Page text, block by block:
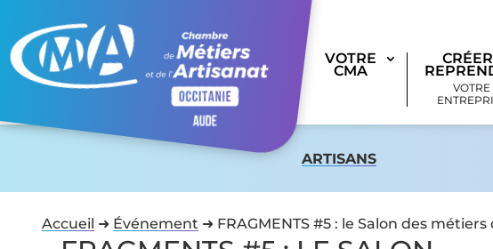
VOTRE
CMA
VOTRE
ARTISANS
Accueil ➜ Événement ➜ FRAGMENTS #5 : le Salon des